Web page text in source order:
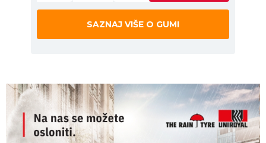
SAZNAJ VIŠE O GUMI